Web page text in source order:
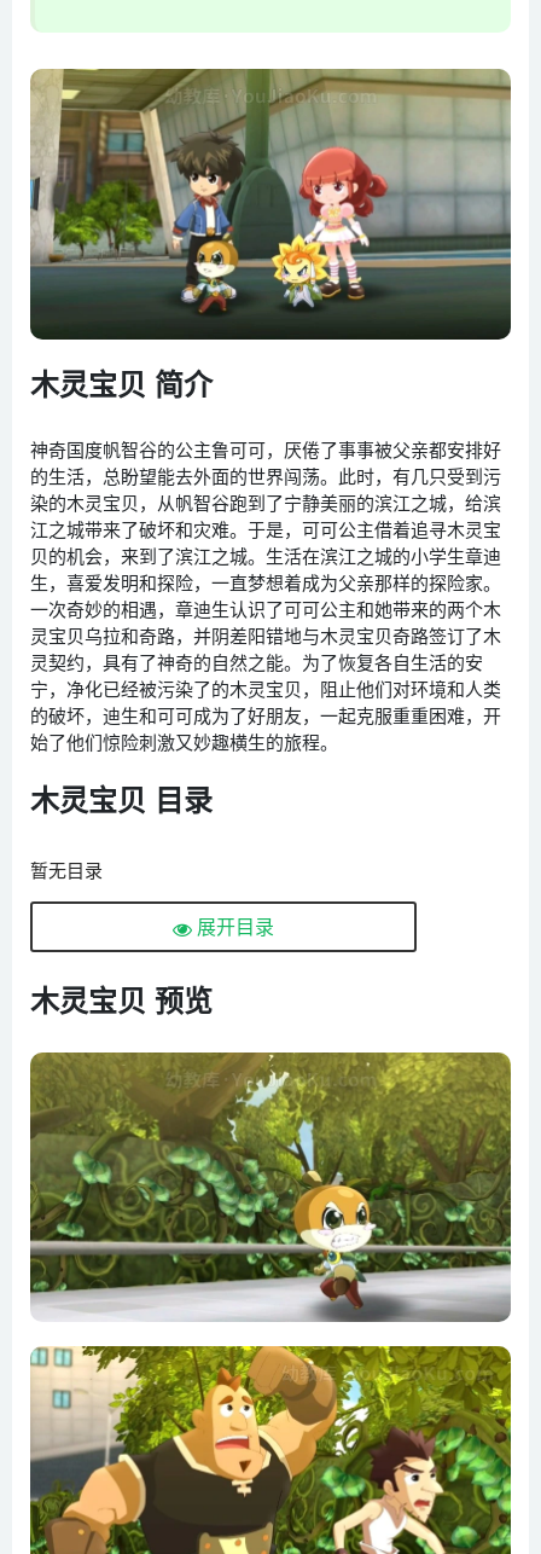
木灵宝贝 简介
神奇国度帆智谷的公主鲁可可，厌倦了事事被父亲都安排好
的生活，总盼望能去外面的世界闯荡。此时，有几只受到污
染的木灵宝贝，从帆智谷跑到了宁静美丽的滨江之城，给滨
江之城带来了破坏和灾难。于是，可可公主借着追寻木灵宝
贝的机会，来到了滨江之城。生活在滨江之城的小学生章迪
生，喜爱发明和探险，一直梦想着成为父亲那样的探险家。
一次奇妙的相遇，章迪生认识了可可公主和她带来的两个木
灵宝贝乌拉和奇路，并阴差阳错地与木灵宝贝奇路签订了木
灵契约，具有了神奇的自然之能。为了恢复各自生活的安
宁，净化已经被污染了的木灵宝贝，阻止他们对环境和人类
的破坏，迪生和可可成为了好朋友，一起克服重重困难，开
始了他们惊险刺激又妙趣横生的旅程。
木灵宝贝 目录
暂无目录
展开目录
木灵宝贝 预览